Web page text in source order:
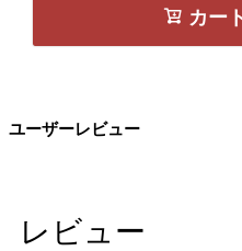
カー
ユーザーレビュー
レビュー